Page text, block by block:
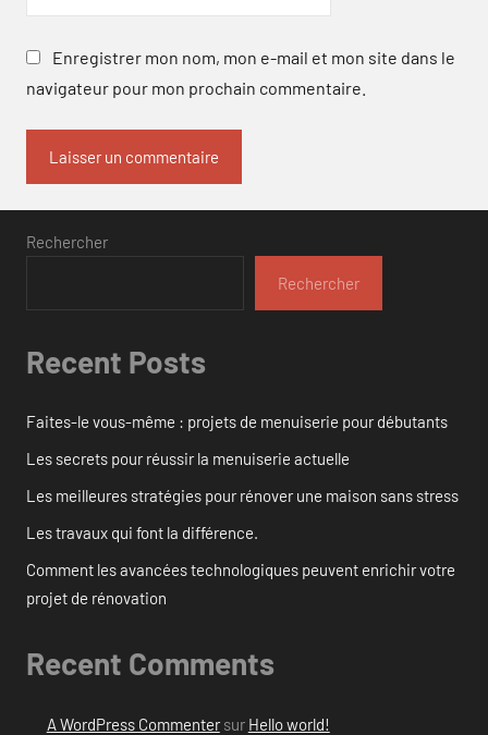
Enregistrer mon nom, mon e-mail et mon site dans le
navigateur pour mon prochain commentaire.
Rechercher
Rechercher
Recent Posts
Faites-le vous-même : projets de menuiserie pour débutants
Les secrets pour réussir la menuiserie actuelle
Les meilleures stratégies pour rénover une maison sans stress
Les travaux qui font la différence.
Comment les avancées technologiques peuvent enrichir votre
projet de rénovation
Recent Comments
A WordPress Commentersur Hello world!